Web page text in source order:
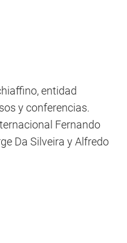
entidad
y conferencias.
Fernando
Da Silveira y Alfredo